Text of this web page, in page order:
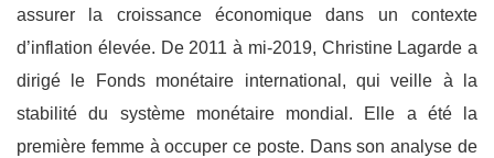
assurer la croissance économique dans un contexte
d’inflation élevée. De 2011 à mi-2019, Christine Lagarde a
dirigé le Fonds monétaire international, qui veille à la
stabilité du système monétaire mondial. Elle a été la
première femme à occuper ce poste. Dans son analyse de